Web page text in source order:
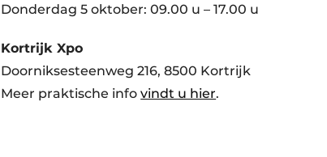
Donderdag 5 oktober: 09.00 u – 17.00 u
Kortrijk Xpo
Doorniksesteenweg 216, 8500 Kortrijk
Meer praktische infovindt u hier.